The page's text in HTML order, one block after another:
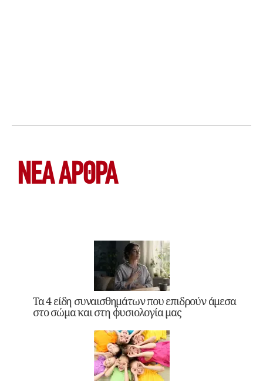
ΝΕΑ ΆΡΘΡΑ
Τα 4 είδη συναισθημάτων που επιδρούν άμεσα
στο σώμα και στη φυσιολογία μας